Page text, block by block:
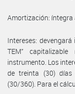
Amortización: íntegra
Intereses:
TEM”
instrumento. Los
de treinta (30)
(30/360). Para el